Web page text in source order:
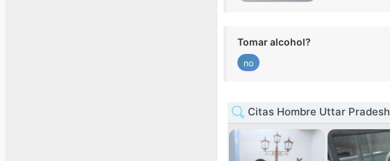
Tomar alcohol?
no
Citas Hombre Uttar Pradesh